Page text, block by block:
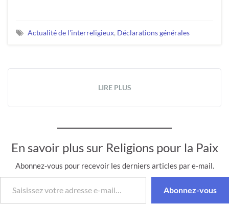
Actualité de l'interreligieux, Déclarations générales
LIRE PLUS
En savoir plus sur Religions pour la Paix
Abonnez-vous pour recevoir les derniers articles par e-mail.
Saisissez votre adresse e-mail…
Abonnez-vous